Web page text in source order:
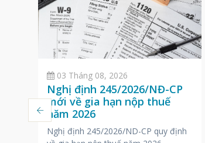
03 Tháng 08, 2026
Nghị định 245/2026/NĐ-CP
mới về gia hạn nộp thuế
năm 2026
Nghị định 245/2026/ND-CP quy định